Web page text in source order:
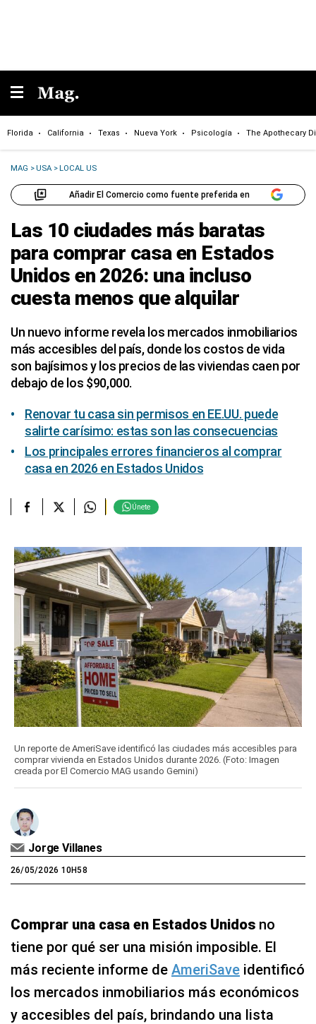
Florida California Texas Nueva York Psicología The Apothecary
MAG >USA >LOCAL US
Añadir El Comercio como fuente preferida en
Las 10 ciudades más baratas
para comprar casa en Estados
Unidos en 2026: una incluso
cuesta menos que alquilar
Un nuevo informe revela los mercados inmobiliarios
más accesibles del país, donde los costos de vida
son bajísimos y los precios de las viviendas caen por
debajo de los $90,000.
Renovar tu casa sin permisos en EE.UU. puede
salirte carísimo: estas son las consecuencias
Los principales errores financieros al comprar
casa en 2026 en Estados Unidos
Únete
Un reporte de AmeriSave identificó las ciudades más accesibles para
comprar vivienda en Estados Unidos durante 2026. (Foto: Imagen
creada por El Comercio MAG usando Gemini)
Jorge Villanes
26/05/2026 10H58
Comprar una casa en Estados Unidos no
tiene por qué ser una misión imposible. El
más reciente informe de AmeriSave identificó
los mercados inmobiliarios más económicos
y accesibles del país, brindando una lista